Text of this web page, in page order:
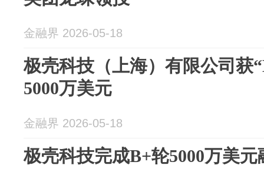
金融界 2026-05-18
极壳科技（上海）有限公司获
5000万美元
金融界 2026-05-18
极壳科技完成B+轮5000万美元